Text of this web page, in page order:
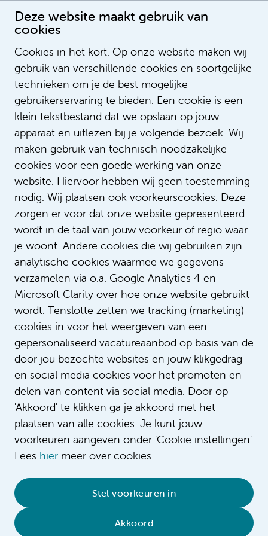
Deze website maakt gebruik van
cookies
Cookies in het kort. Op onze website maken wij
gebruik van verschillende cookies en soortgelijke
technieken om je de best mogelijke
gebruikerservaring te bieden. Een cookie is een
klein tekstbestand dat we opslaan op jouw
apparaat en uitlezen bij je volgende bezoek. Wij
maken gebruik van technisch noodzakelijke
cookies voor een goede werking van onze
website. Hiervoor hebben wij geen toestemming
nodig. Wij plaatsen ook voorkeurscookies. Deze
zorgen er voor dat onze website gepresenteerd
wordt in de taal van jouw voorkeur of regio waar
je woont. Andere cookies die wij gebruiken zijn
analytische cookies waarmee we gegevens
verzamelen via o.a. Google Analytics 4 en
Microsoft Clarity over hoe onze website gebruikt
wordt. Tenslotte zetten we tracking (marketing)
cookies in voor het weergeven van een
gepersonaliseerd vacatureaanbod op basis van de
door jou bezochte websites en jouw klikgedrag
en social media cookies voor het promoten en
delen van content via social media. Door op
'Akkoord' te klikken ga je akkoord met het
plaatsen van alle cookies. Je kunt jouw
voorkeuren aangeven onder 'Cookie instellingen'.
Lees hier meer over cookies.
Stel voorkeuren in
Akkoord
Marissa de Kort
Projectleider en coördinator
Cookieverklaring • Sitemap